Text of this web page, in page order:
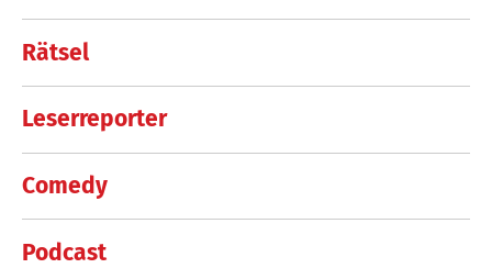
Rätsel
Leserreporter
Comedy
Podcast